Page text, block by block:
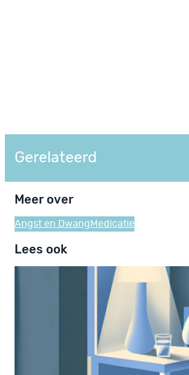
Gerelateerd
Meer over
Angst en Dwang Medicatie
Lees ook